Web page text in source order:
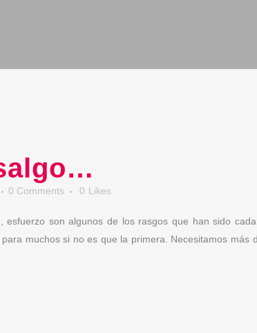
0 Comments 0 Likes
esfuerzo son algunos de los rasgos que han sido
muchos si no es que la primera. Necesitamos